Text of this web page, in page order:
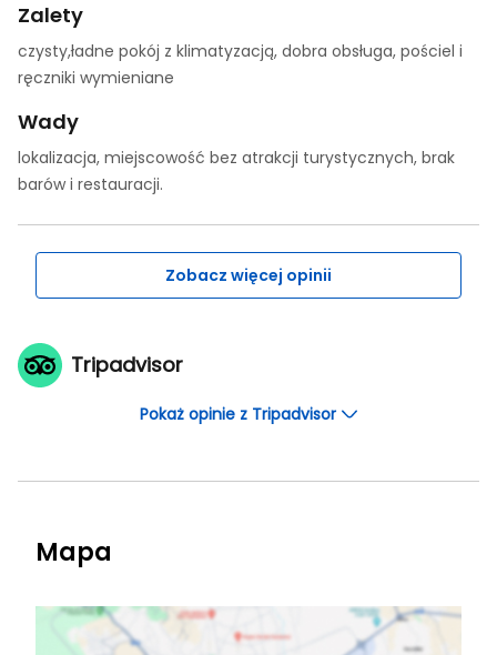
Zalety
czysty,ładne pokój z klimatyzacją, dobra obsługa, pościel i
ręczniki wymieniane
Wady
lokalizacja, miejscowość bez atrakcji turystycznych, brak
barów i restauracji.
Zobacz więcej opinii
Tripadvisor
Pokaż opinie z Tripadvisor
Mapa